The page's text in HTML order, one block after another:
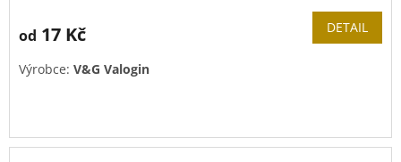
od 17 Kč DETAIL
Výrobce: V&G Valogin